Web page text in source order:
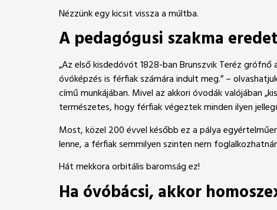
Nézzünk egy kicsit vissza a múltba.
A pedagógusi szakma
„Az első kisdedóvót 1828-ban Brunszvik Teréz
óvóképzés is férfiak számára indult meg.” –
című munkájában. Mivel az akkori óvodák valójában
természetes, hogy férfiak végeztek minden ilyen
Most, közel 200 évvel később ez a pálya
lenne, a férfiak semmilyen szinten nem
Hát mekkora orbitális baromság ez!
Ha óvóbácsi, akkor